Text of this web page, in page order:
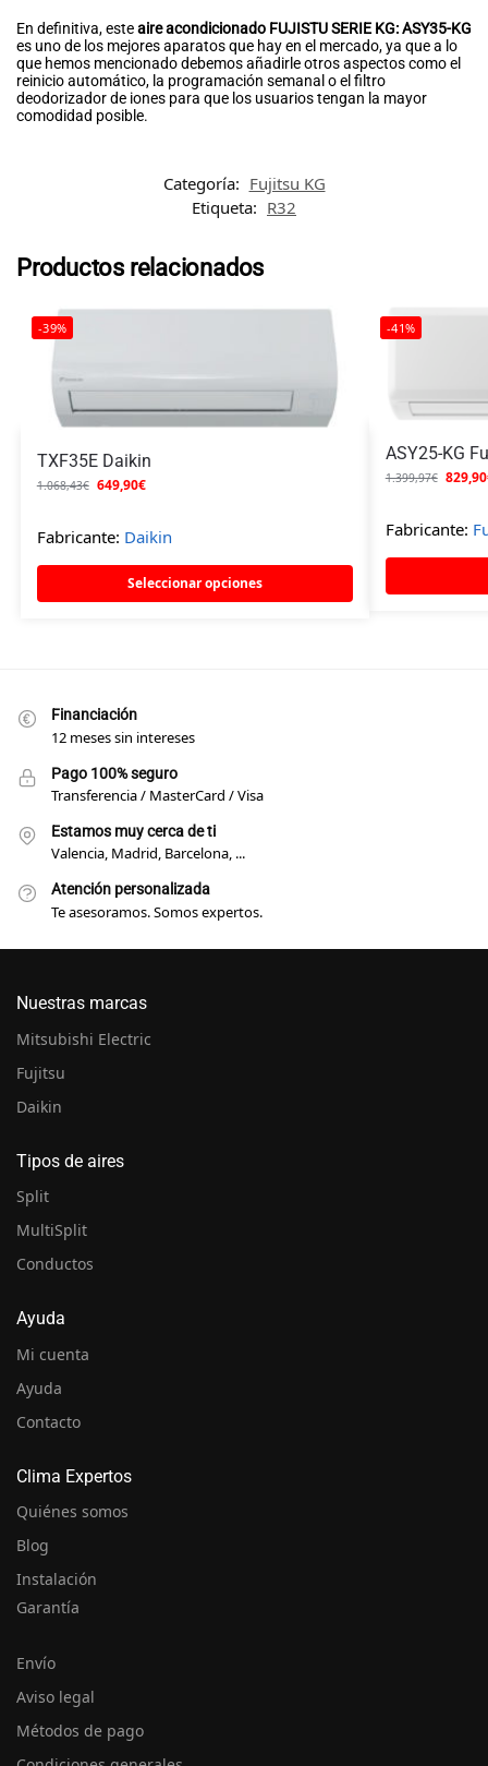
En definitiva, esteaire acondicionado FUJISTU SERIE KG: ASY35-KG
es uno de los mejores aparatos que hay en el mercado, ya que a lo
que hemos mencionado debemos añadirle otros aspectos como el
reinicio automático, la programación semanal o el filtro
deodorizador de iones para que los usuarios tengan la mayor
comodidad posible.
Categoría: Fujitsu KG
Etiqueta: R32
Productos relacionados
-39%
TXF35E Daikin
1.068,43€ 649,90€
Fabricante: Daikin
Seleccionar opciones
-41%
ASY25-KG
1.399,97€ 829,90
Fabricante:
Financiación
12 meses sin intereses
Pago 100% seguro
Transferencia / MasterCard / Visa
Estamos muy cerca de ti
Valencia, Madrid, Barcelona, ...
Atención personalizada
Te asesoramos. Somos expertos.
Nuestras marcas
Mitsubishi Electric
Fujitsu
Daikin
Tipos de aires
Split
MultiSplit
Conductos
Ayuda
Mi cuenta
Ayuda
Contacto
Clima Expertos
Quiénes somos
Blog
Instalación
Garantía
Envío
Aviso legal
Métodos de pago